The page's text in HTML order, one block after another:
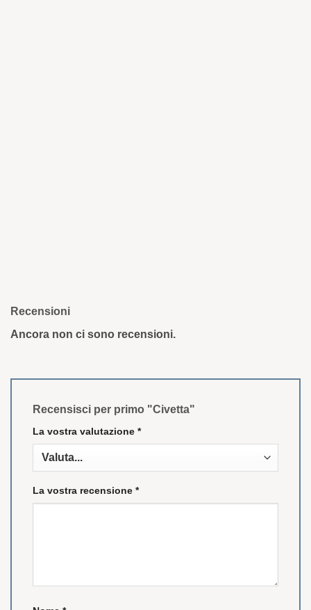
Recensioni
Ancora non ci sono recensioni.
Recensisci per primo "Civetta"
La vostra valutazione *
La vostra recensione *